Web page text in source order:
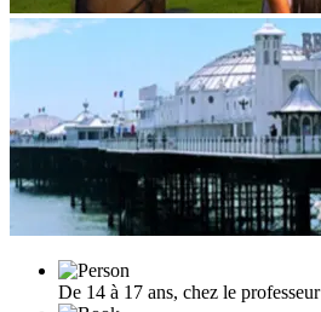
De 14 à 17 ans, chez le professeur